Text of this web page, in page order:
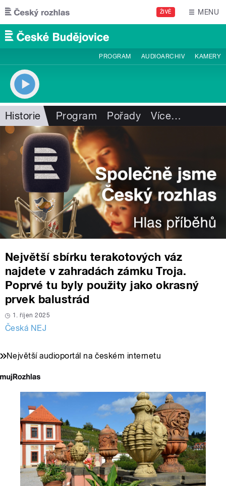
Přejít k hlavnímu obsahu
ŽIVĚ MENU
PROGRAM AUDIOARCHIV KAMERY
Historie Program Pořady Více…
Největší sbírku terakotových váz
najdete v zahradách zámku Troja.
Poprvé tu byly použity jako okrasný
prvek balustrád
1. říjen 2025
Česká NEJ
Největší audioportál na českém internetu